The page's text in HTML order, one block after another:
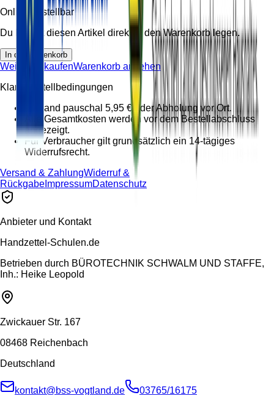
Online bestellbar
Du kannst diesen Artikel direkt in den Warenkorb legen.
In den Warenkorb
Weiter einkaufenWarenkorb ansehen
Klare Bestellbedingungen
Versand pauschal 5,95 € oder Abholung vor Ort.
Alle Gesamtkosten werden vor dem Bestellabschluss
angezeigt.
Für Verbraucher gilt grundsätzlich ein 14-tägiges
Widerrufsrecht.
Versand & ZahlungWiderruf &
Rückgabe ImpressumDatenschutz
Anbieter und Kontakt
Handzettel-Schulen.de
Betrieben durch BÜROTECHNIK SCHWALM UND STAFFE,
Inh.: Heike Leopold
Zwickauer Str. 167
08468 Reichenbach
Deutschland
kontakt@bss-vogtland.de
03765/16175